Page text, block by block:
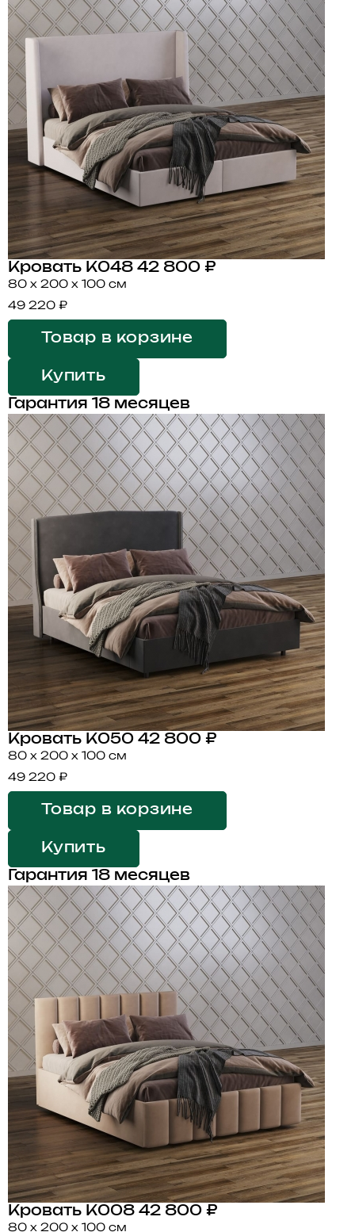
Кровать K048 42 800 ₽
80 x 200 x 100 см
49 220 ₽
Товар в корзине
Купить
Гарантия 18 месяцев
Кровать K050 42 800 ₽
80 x 200 x 100 см
49 220 ₽
Товар в корзине
Купить
Гарантия 18 месяцев
Кровать K008 42 800 ₽
80 x 200 x 100 см